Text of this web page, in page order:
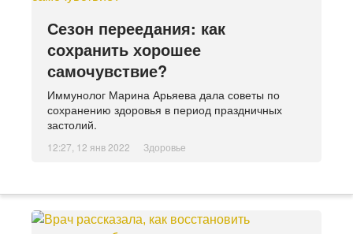
Сезон переедания: как
сохранить хорошее
самочувствие?
Иммунолог Марина Арьяева дала советы по
сохранению здоровья в период праздничных
застолий.
12:27, 12 янв 2022 Здоровье